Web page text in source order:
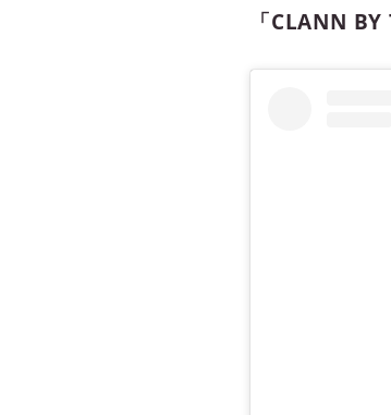
「CLANN